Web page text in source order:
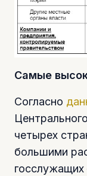
Самые
Согласно
четырех
большими